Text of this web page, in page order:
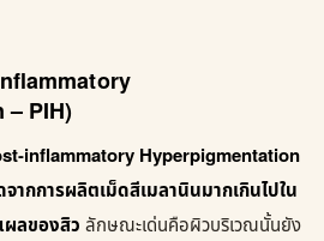
PIH)
inflammatory Hyperpigmentation
ากการผลิตเม็ดสีเมลานินมากเกินไปใน
ผลของสิว ลักษณะเด่นคือผิวบริเวณนั้นยัง